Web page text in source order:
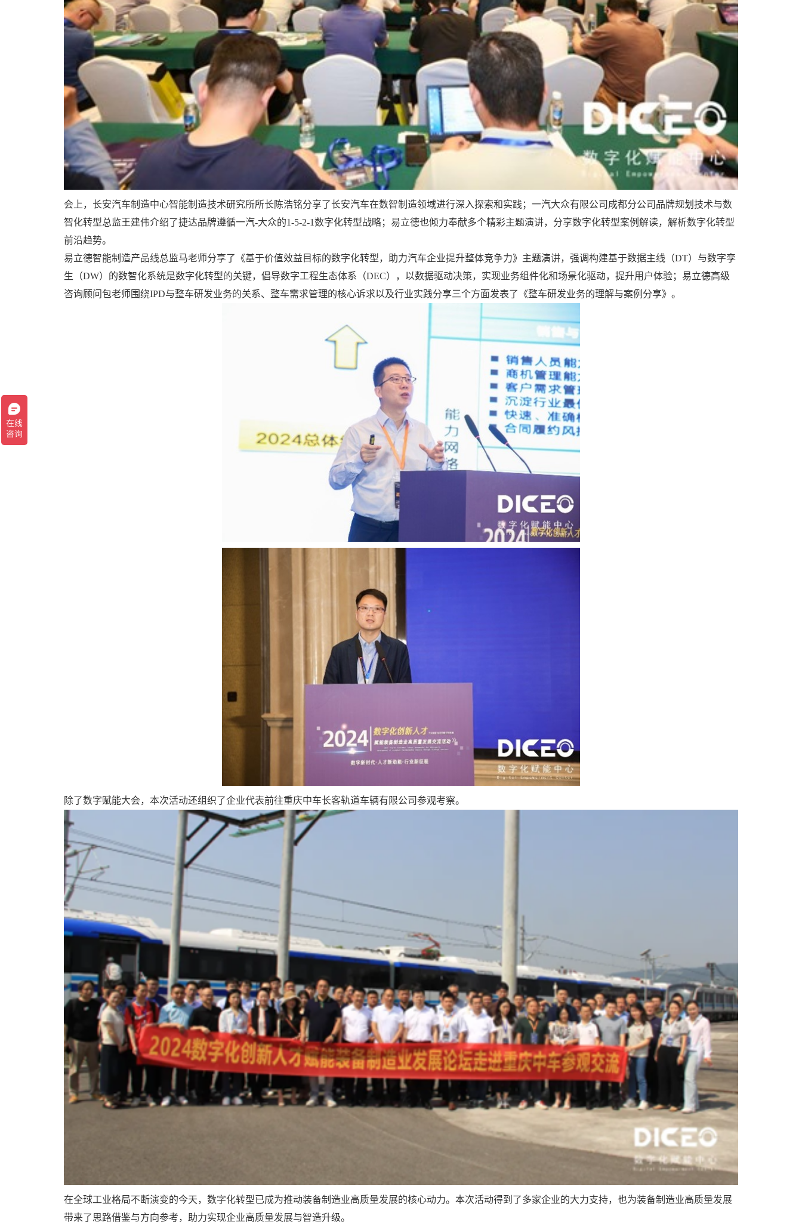
会上，长安汽车制造中心智能制造技术研究所所长陈浩铭分享了长安汽车在数智制造领域进行深入探索和实践；一汽大众有限公司成都分公司品牌规划技术与数
智化转型总监王建伟介绍了捷达品牌遵循一汽-大众的1-5-2-1数字化转型战略；易立德也倾力奉献多个精彩主题演讲，分享数字化转型案例解读，解析数字化转型
前沿趋势。
易立德智能制造产品线总监马老师分享了《基于价值效益目标的数字化转型，助力汽车企业提升整体竞争力》主题演讲，强调构建基于数据主线（DT）与数字孪
生（DW）的数智化系统是数字化转型的关键，倡导数字工程生态体系（DEC），以数据驱动决策，实现业务组件化和场景化驱动，提升用户体验；易立德高级
咨询顾问包老师围绕IPD与整车研发业务的关系、整车需求管理的核心诉求以及行业实践分享三个方面发表了《整车研发业务的理解与案例分享》。
除了数字赋能大会，本次活动还组织了企业代表前往重庆中车长客轨道车辆有限公司参观考察。
在全球工业格局不断演变的今天，数字化转型已成为推动装备制造业高质量发展的核心动力。本次活动得到了多家企业的大力支持，也为装备制造业高质量发展
带来了思路借鉴与方向参考，助力实现企业高质量发展与智造升级。